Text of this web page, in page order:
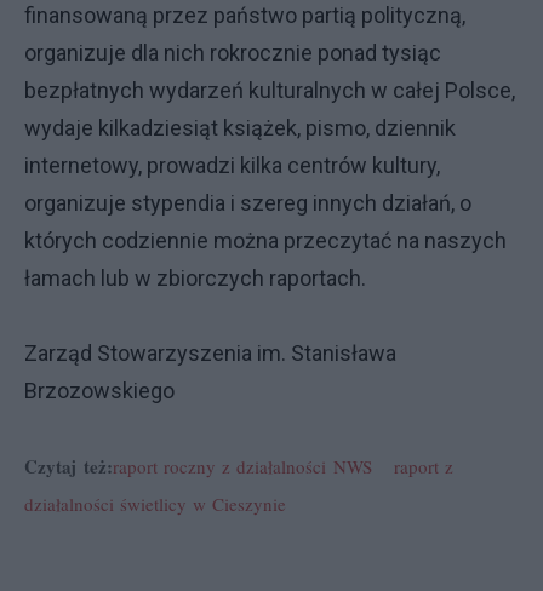
finansowaną przez państwo partią polityczną,
organizuje dla nich rokrocznie ponad tysiąc
bezpłatnych wydarzeń kulturalnych w całej Polsce,
wydaje kilkadziesiąt książek, pismo, dziennik
internetowy, prowadzi kilka centrów kultury,
organizuje stypendia i szereg innych działań, o
których codziennie można przeczytać na naszych
łamach lub w zbiorczych raportach.
Zarząd Stowarzyszenia im. Stanisława
Brzozowskiego
Czytaj też:raport roczny z działalności NWS
raport z
działalności świetlicy w Cieszynie